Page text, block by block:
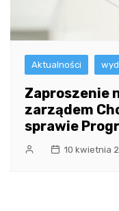
Aktualności
Zaproszenie
zarządem
sprawie
10 kwietnia